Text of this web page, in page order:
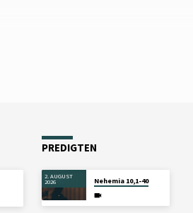
PREDIGTEN
2. AUGUST
2026 Nehemia 10,1-40